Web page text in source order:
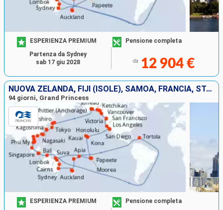
ESPERIENZA PREMIUM Pensione completa
da 12 904 €
Partenza da Sydney
sab 17 giu 2028
NUOVA ZELANDA, FIJI (ISOLE), SAMOA, FRANCIA, STATI UNITI, CANADA, GIAPPONE, TAIWAN, CINA, VIETNAM, SINGAPORE, INDONESIA, TORTOLA, AUSTRALIA
94 giorni, Grand Princess
ESPERIENZA PREMIUM Pensione completa